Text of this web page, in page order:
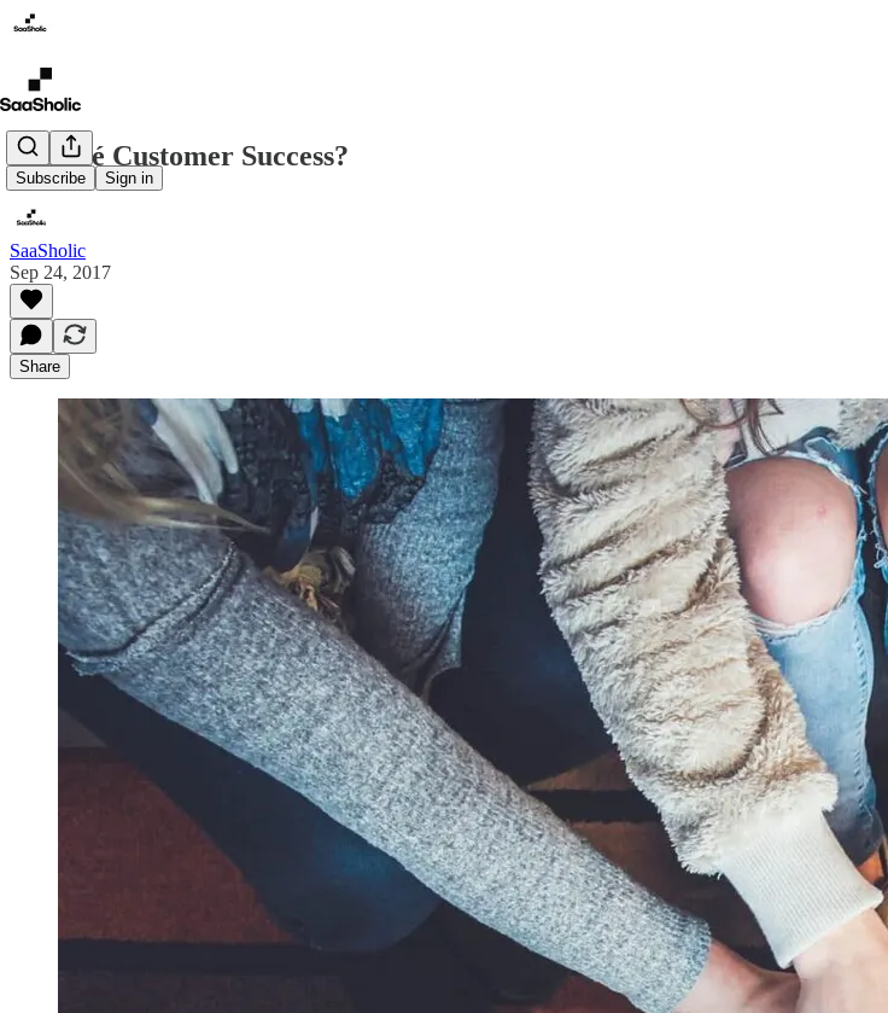
Subscribe Sign in
O que é Customer Success?
SaaSholic
Sep 24, 2017
Share